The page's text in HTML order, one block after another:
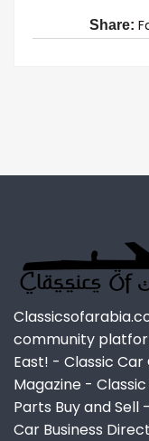
Share:
community
East! - Classic
Magazine -
Parts Buy and Sell
Car Business